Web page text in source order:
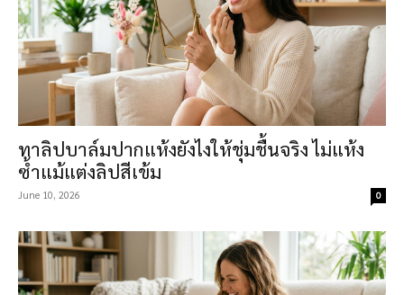
ทาลิปบาล์มปากแห้งยังไงให้ชุ่มชื้นจริง ไม่แห้ง
ซ้ำแม้แต่งลิปสีเข้ม
June 10, 2026 0